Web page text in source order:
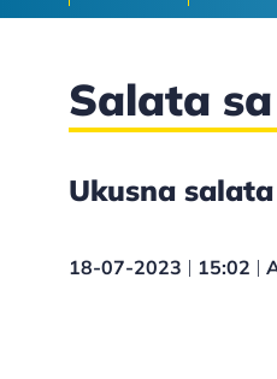
Salata
Ukusna
18-07-2023 15:02